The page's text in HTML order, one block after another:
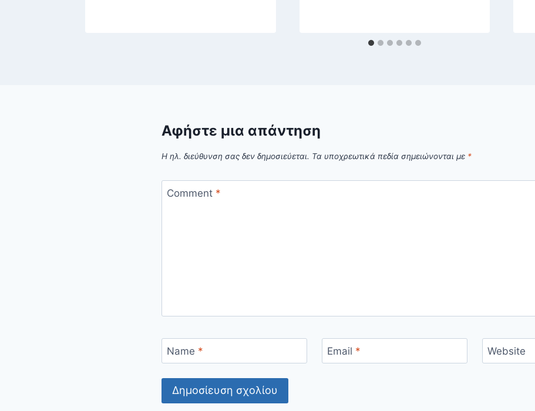
Αφήστε μια απάντηση
Η ηλ. διεύθυνση σας δεν δημοσιεύεται. Τα υποχρεωτικά πεδία σημειώνονται με *
Comment *
Name * Email * Website